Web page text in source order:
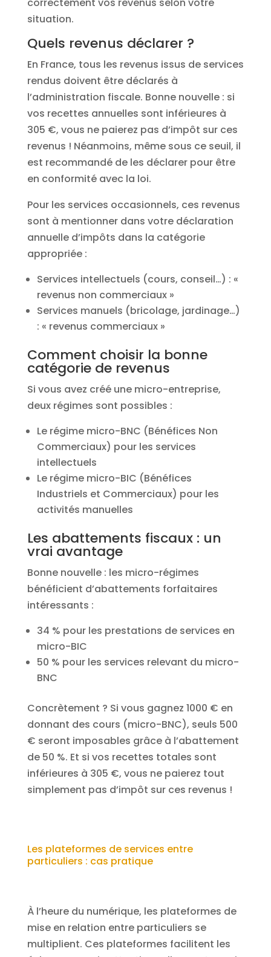
correctement vos revenus selon votre
situation.
Quels revenus déclarer ?
En France, tous les revenus issus de services
rendus doivent être déclarés à
l’administration fiscale. Bonne nouvelle : si
vos recettes annuelles sont inférieures à
305 €, vous ne paierez pas d’impôt sur ces
revenus ! Néanmoins, même sous ce seuil, il
est recommandé de les déclarer pour être
en conformité avec la loi.
Pour les services occasionnels, ces revenus
sont à mentionner dans votre déclaration
annuelle d’impôts dans la catégorie
appropriée :
Services intellectuels (cours, conseil…) : «
revenus non commerciaux »
Services manuels (bricolage, jardinage…)
: « revenus commerciaux »
Comment choisir la bonne
catégorie de revenus
Si vous avez créé une micro-entreprise,
deux régimes sont possibles :
Le régime micro-BNC (Bénéfices Non
Commerciaux) pour les services
intellectuels
Le régime micro-BIC (Bénéfices
Industriels et Commerciaux) pour les
activités manuelles
Les abattements fiscaux : un
vrai avantage
Bonne nouvelle : les micro-régimes
bénéficient d’abattements forfaitaires
intéressants :
34 % pour les prestations de services en
micro-BIC
50 % pour les services relevant du micro-
BNC
Concrètement ? Si vous gagnez 1000 € en
donnant des cours (micro-BNC), seuls 500
€ seront imposables grâce à l’abattement
de 50 %. Et si vos recettes totales sont
inférieures à 305 €, vous ne paierez tout
simplement pas d’impôt sur ces revenus !
Les plateformes de services entre
particuliers : cas pratique
À l’heure du numérique, les plateformes de
mise en relation entre particuliers se
multiplient. Ces plateformes facilitent les